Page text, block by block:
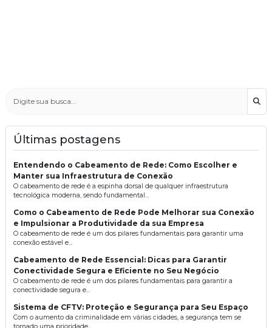
Últimas postagens
Entendendo o Cabeamento de Rede: Como Escolher e
Manter sua Infraestrutura de Conexão
O cabeamento de rede é a espinha dorsal de qualquer infraestrutura
tecnológica moderna, sendo fundamental...
Como o Cabeamento de Rede Pode Melhorar sua Conexão
e Impulsionar a Produtividade da sua Empresa
O cabeamento de rede é um dos pilares fundamentais para garantir uma
conexão estável e...
Cabeamento de Rede Essencial: Dicas para Garantir
Conectividade Segura e Eficiente no Seu Negócio
O cabeamento de rede é um dos pilares fundamentais para garantir a
conectividade segura e...
Sistema de CFTV: Proteção e Segurança para Seu Espaço
Com o aumento da criminalidade em várias cidades, a segurança tem se